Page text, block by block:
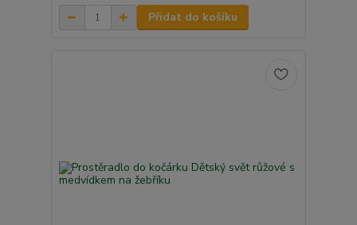
Přidat do košíku